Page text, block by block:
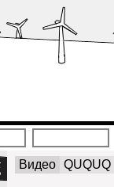
Видео QUQUQ